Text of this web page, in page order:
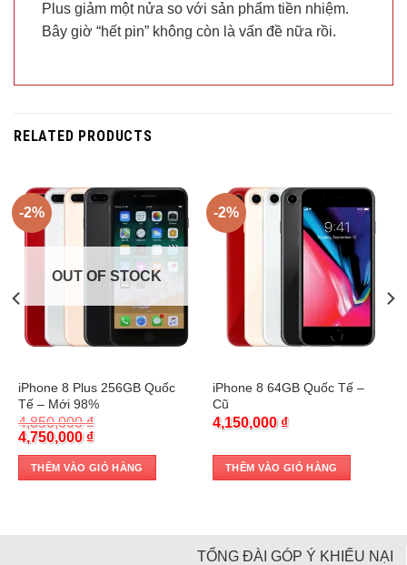
Plus giảm một nửa so với sản phẩm tiền nhiệm.
Bây giờ “hết pin” không còn là vấn đề nữa rồi.
RELATED PRODUCTS
-2%
OUT OF STOCK
iPhone 8 Plus 256GB Quốc
Tế – Mới 98%
4,850,000₫
Original
price
was:
4,850,000 ₫.
4,750,000 ₫Current
is:
4,750,000 ₫.
THÊM VÀO GIỎ HÀNG
-2%
iPhone 8 64GB Quốc Tế –
Cũ
4,150,000 ₫
THÊM VÀO GIỎ HÀNG
TỔNG ĐÀI GÓP Ý KHIẾU NẠI